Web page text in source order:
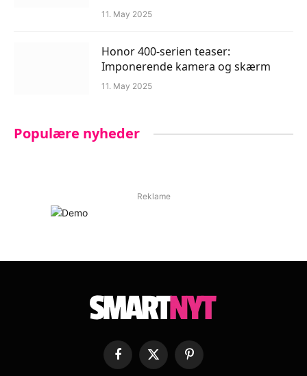
11. May 2025
Honor 400-serien teaser:
Imponerende kamera og skærm
11. May 2025
Populære nyheder
Reklame
Facebook
X
(Twitter)
Pinterest